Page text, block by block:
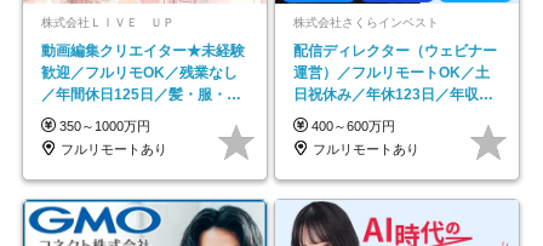
株式会社ＬＩＶＥ ＵＰ
動画編集クリエイター★未経験
歓迎／フルリモOK／残業なし
／年間休日125日／髪・服・ネ
イル自由／研修充実で安心
350～1000万円
フルリモートあり
株式会社さくらインベスト
配信ディレクター（ウェビナー
運営）／フルリモートOK／土
日祝休み／年休123日／年収
600万円可
400～600万円
フルリモートあり